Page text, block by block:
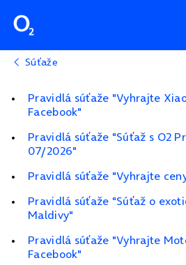
Súťaže
Pravidlá súťaže "Vyhrajte
Facebook"
Pravidlá súťaže "Súťaž s O2
07/2026"
Pravidlá súťaže "Vyhrajte
Pravidlá súťaže "Súťaž o
Maldivy"
Pravidlá súťaže "Vyhrajte
Facebook"